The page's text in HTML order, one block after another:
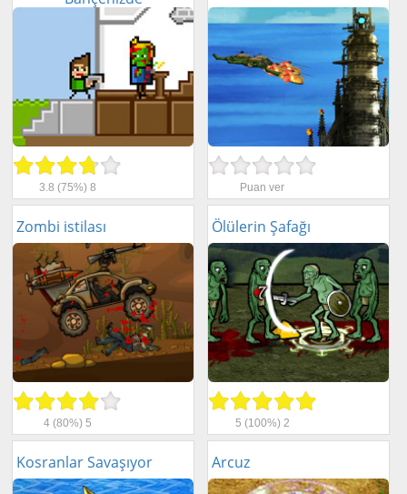
3.8 (75%) 8 Puan ver
Zombi istilası
4(80%) 5
Ölülerin Şafağı
5 (100%) 2
Kosranlar Savaşıyor Arcuz